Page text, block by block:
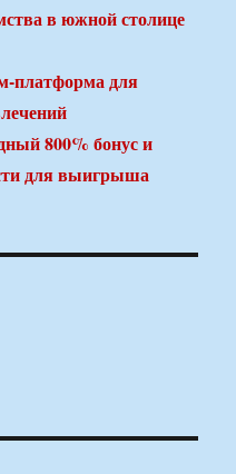
в южной столице
платформа для
800% бонус и
для выигрыша